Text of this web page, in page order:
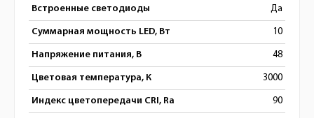
Встроенные светодиоды Да
Суммарная мощность LED, Вт 10
Напряжение питания, В 48
Цветовая температура, К 3000
Индекс цветопередачи CRI, Ra 90